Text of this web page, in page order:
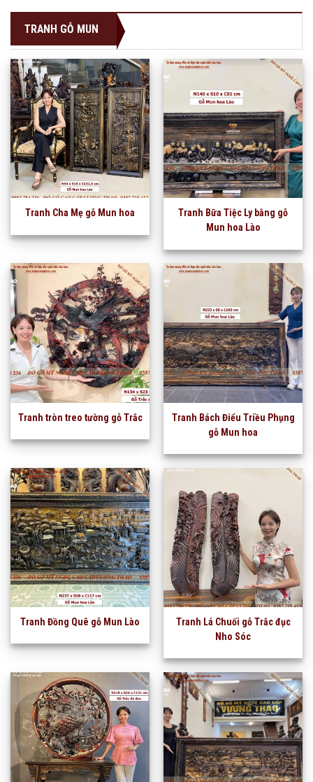
TRANH GỖ MUN
Tranh Cha Mẹ gỗ Mun hoa
Tranh Bữa Tiệc Ly bằng gỗ
Mun hoa Lào
Tranh tròn treo tường gỗ Trắc
Tranh Bách Điểu Triều Phụng
gỗ Mun hoa
Tranh Đồng Quê gỗ Mun Lào
Tranh Lá Chuối gỗ Trắc đục
Nho Sóc